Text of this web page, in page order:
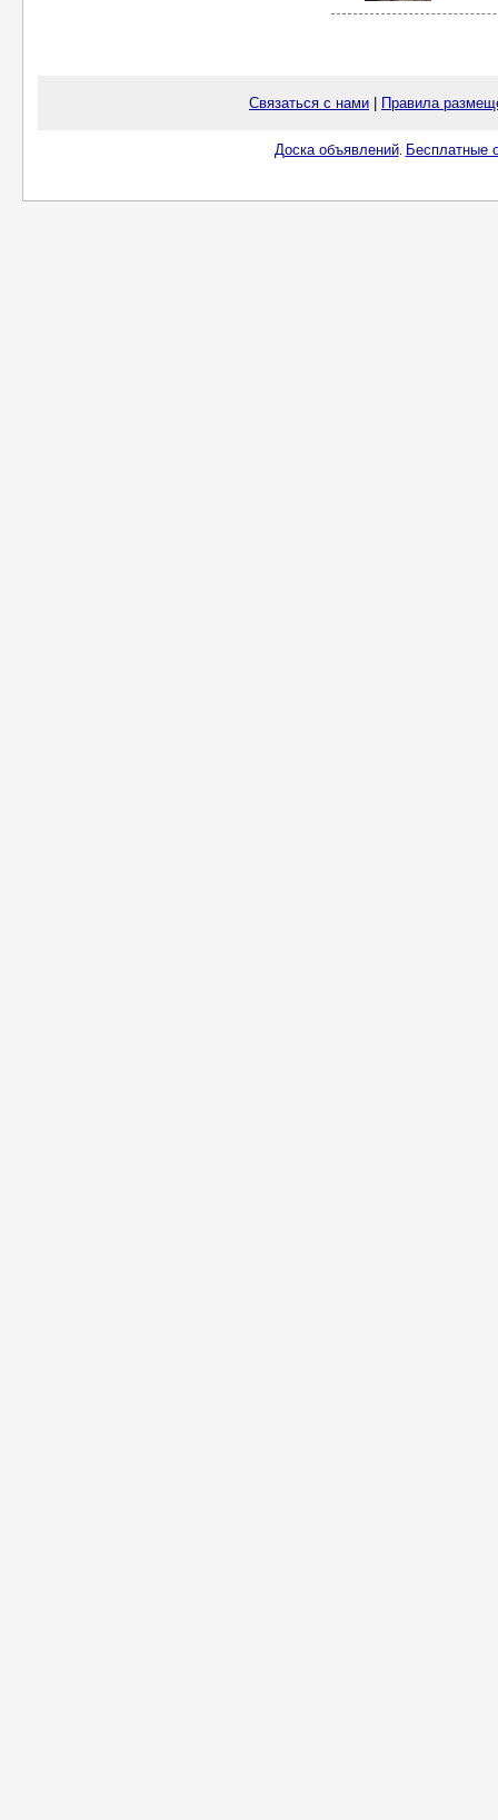
Связаться с нами Правила
Доска объявлений. Бесплатные